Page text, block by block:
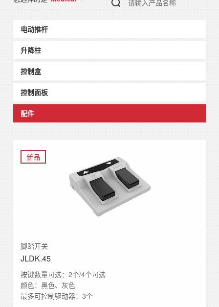
电动推杆
升降柱
控制盒
控制面板
配件
新品
脚踏开关
JLDK.45
按键数量可选：2个/4个可选
颜色：黑色、灰色
最多可控制驱动器：3个